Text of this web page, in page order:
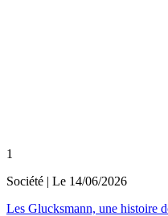
1
Société | Le 14/06/2026
Les Glucksmann, une histoire